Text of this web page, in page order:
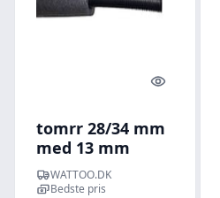
Quick look
tomrr 28/34 mm
med 13 mm
isolering. Rulle a
50 mtr.
WATTOO.DK
Bedste pris